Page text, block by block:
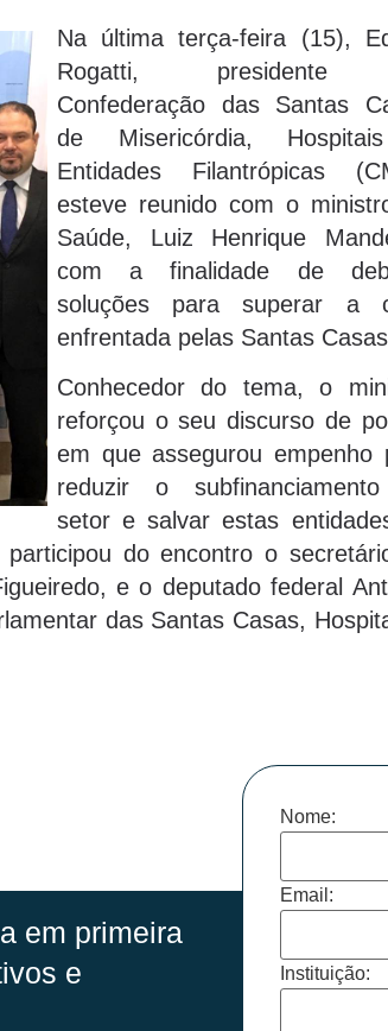
Na última terça-feira (15),
Rogatti, presidente
Confederação das Santas
de Misericórdia,
Entidades Filantrópicas
esteve reunido com o
Saúde, Luiz Henrique
com a finalidade de
soluções para superar a
enfrentada pelas Santas
Conhecedor do tema, o
reforçou o seu discurso de
em que assegurou empenho
reduzir o
setor e salvar estas
do encontro o
e o deputado federal
das Santas Casas,
em primeira
e
Nome:
Email:
Instituição: